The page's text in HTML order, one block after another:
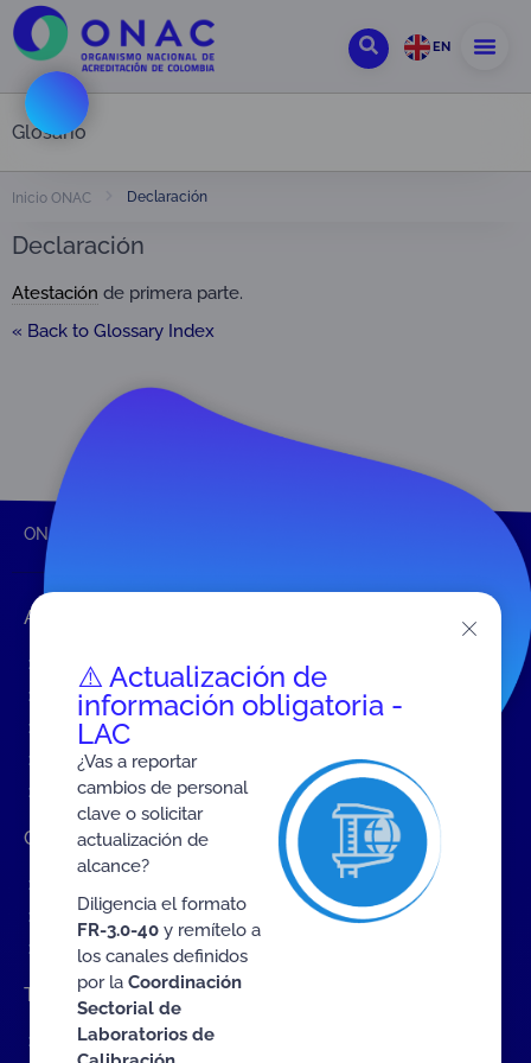
EN
Glosario
Inicio ONAC Declaración
Declaración
Atestación de primera parte.
« Back to Glossary Index
ONAC
Accesos rápidos
Eventos
Tarifas MIT
Servicios de ONAC
Acredítate con ONAC
Documentos
Contratación de Bienes y Servicios
Contratación de bienes y servicios
Procesos en curso
Contratos vigentes
Trabaje con nosotros
Convocatoria a cargos internos
⚠️ Actualización de
información obligatoria -
LAC
¿Vas a reportar
cambios de personal
clave o solicitar
actualización de
alcance?
Diligencia el formato
FR-3.0-40y remítelo a
los canales definidos
por la Coordinación
Sectorial de
Laboratorios de